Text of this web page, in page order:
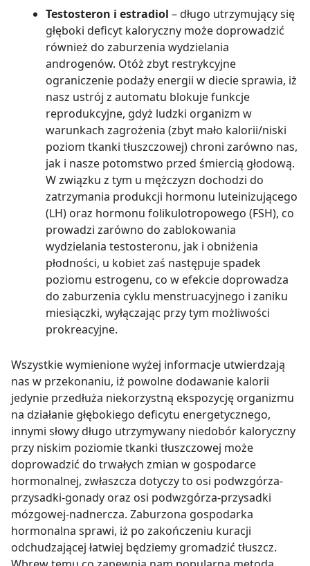
Testosteron i estradiol – długo utrzymujący się
głęboki deficyt kaloryczny może doprowadzić
również do zaburzenia wydzielania
androgenów. Otóż zbyt restrykcyjne
ograniczenie podaży energii w diecie sprawia, iż
nasz ustrój z automatu blokuje funkcje
reprodukcyjne, gdyż ludzki organizm w
warunkach zagrożenia (zbyt mało kalorii/niski
poziom tkanki tłuszczowej) chroni zarówno nas,
jak i nasze potomstwo przed śmiercią głodową.
W związku z tym u mężczyzn dochodzi do
zatrzymania produkcji hormonu luteinizującego
(LH) oraz hormonu folikulotropowego (FSH), co
prowadzi zarówno do zablokowania
wydzielania testosteronu, jak i obniżenia
płodności, u kobiet zaś następuje spadek
poziomu estrogenu, co w efekcie doprowadza
do zaburzenia cyklu menstruacyjnego i zaniku
miesiączki, wyłączając przy tym możliwości
prokreacyjne.
Wszystkie wymienione wyżej informacje utwierdzają
nas w przekonaniu, iż powolne dodawanie kalorii
jedynie przedłuża niekorzystną ekspozycję organizmu
na działanie głębokiego deficytu energetycznego,
innymi słowy długo utrzymywany niedobór kaloryczny
przy niskim poziomie tkanki tłuszczowej może
doprowadzić do trwałych zmian w gospodarce
hormonalnej, zwłaszcza dotyczy to osi podwzgórza-
przysadki-gonady oraz osi podwzgórza-przysadki
mózgowej-nadnercza. Zaburzona gospodarka
hormonalna sprawi, iż po zakończeniu kuracji
odchudzającej łatwiej będziemy gromadzić tłuszcz.